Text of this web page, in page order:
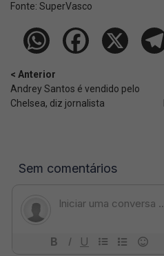
Fonte: SuperVasco‎‎‎‎‎‎
< Anterior
Andrey Santos é vendido pelo
Chelsea, diz jornalista